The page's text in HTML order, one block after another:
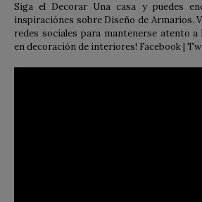
Siga el Decorar Una casa y puedes
inspiraciónes sobre Diseño de Armarios.
redes sociales para mantenerse atento
en decoración de interiores! Facebook |